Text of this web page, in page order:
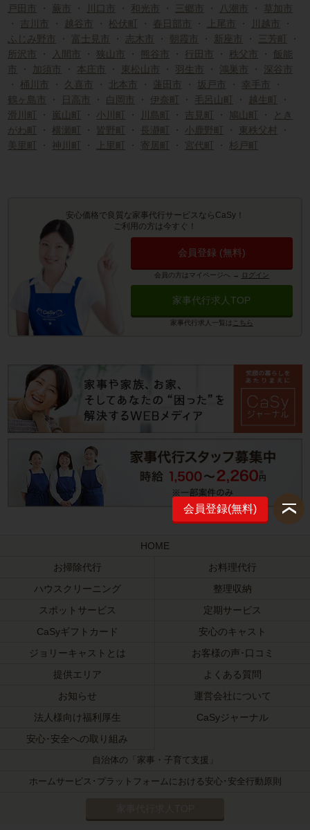
戸田市 ・ 蕨市 ・ 川口市 ・ 和光市 ・ 三郷市 ・ 八潮市 ・
草加市
・ 吉川市 ・ 越谷市 ・ 松伏町 ・ 春日部市 ・ 上尾市 ・ 川越市
・
ふじみ野市
・ 富士見市 ・ 志木市 ・ 朝霞市 ・ 新座市 ・ 三芳町 ・
所沢市
・ 入間市 ・ 狭山市 ・ 熊谷市 ・ 行田市 ・ 秩父市 ・ 飯能
・ 加須市 ・ 本庄市 ・ 東松山市 ・ 羽生市 ・ 鴻巣市 ・ 深谷市
・ 桶川市 ・ 久喜市 ・ 北本市 ・ 蓮田市 ・ 坂戸市 ・ 幸手市
・
鶴ヶ島市
・ 日高市 ・ 白岡市 ・ 伊奈町 ・ 毛呂山町 ・ 越生町 ・
滑川町 ・ 嵐山町 ・ 小川町 ・ 川島町 ・ 吉見町 ・ 鳩山町 ・
とき
がわ町 ・ 横瀬町 ・ 皆野町 ・ 長瀞町 ・ 小鹿野町 ・ 東秩父村
・
美里町 ・ 神川町 ・ 上里町 ・ 寄居町 ・ 宮代町 ・杉戸町
安心価格で良質な家事代行サービスならCaSy！
ご利用の方は今すぐ！
会員登録 (無料)
会員の方はマイページへ → ログイン
家事代行求人TOP
家事代行求人一覧は こちら
会員登録(無料)
HOME
お掃除代行
お料理代行
ハウスクリーニング
整理収納
スポットサービス
定期サービス
CaSyギフトカード
安心のキャスト
ジョリーキャストとは
お客様の声･口コミ
提供エリア
よくある質問
お知らせ
運営会社について
法人様向け福利厚生
CaSyジャーナル
安心･安全への取り組み
自治体の「家事・子育て支援」
ホームサービス･プラットフォームにおける安心･安全行動原則